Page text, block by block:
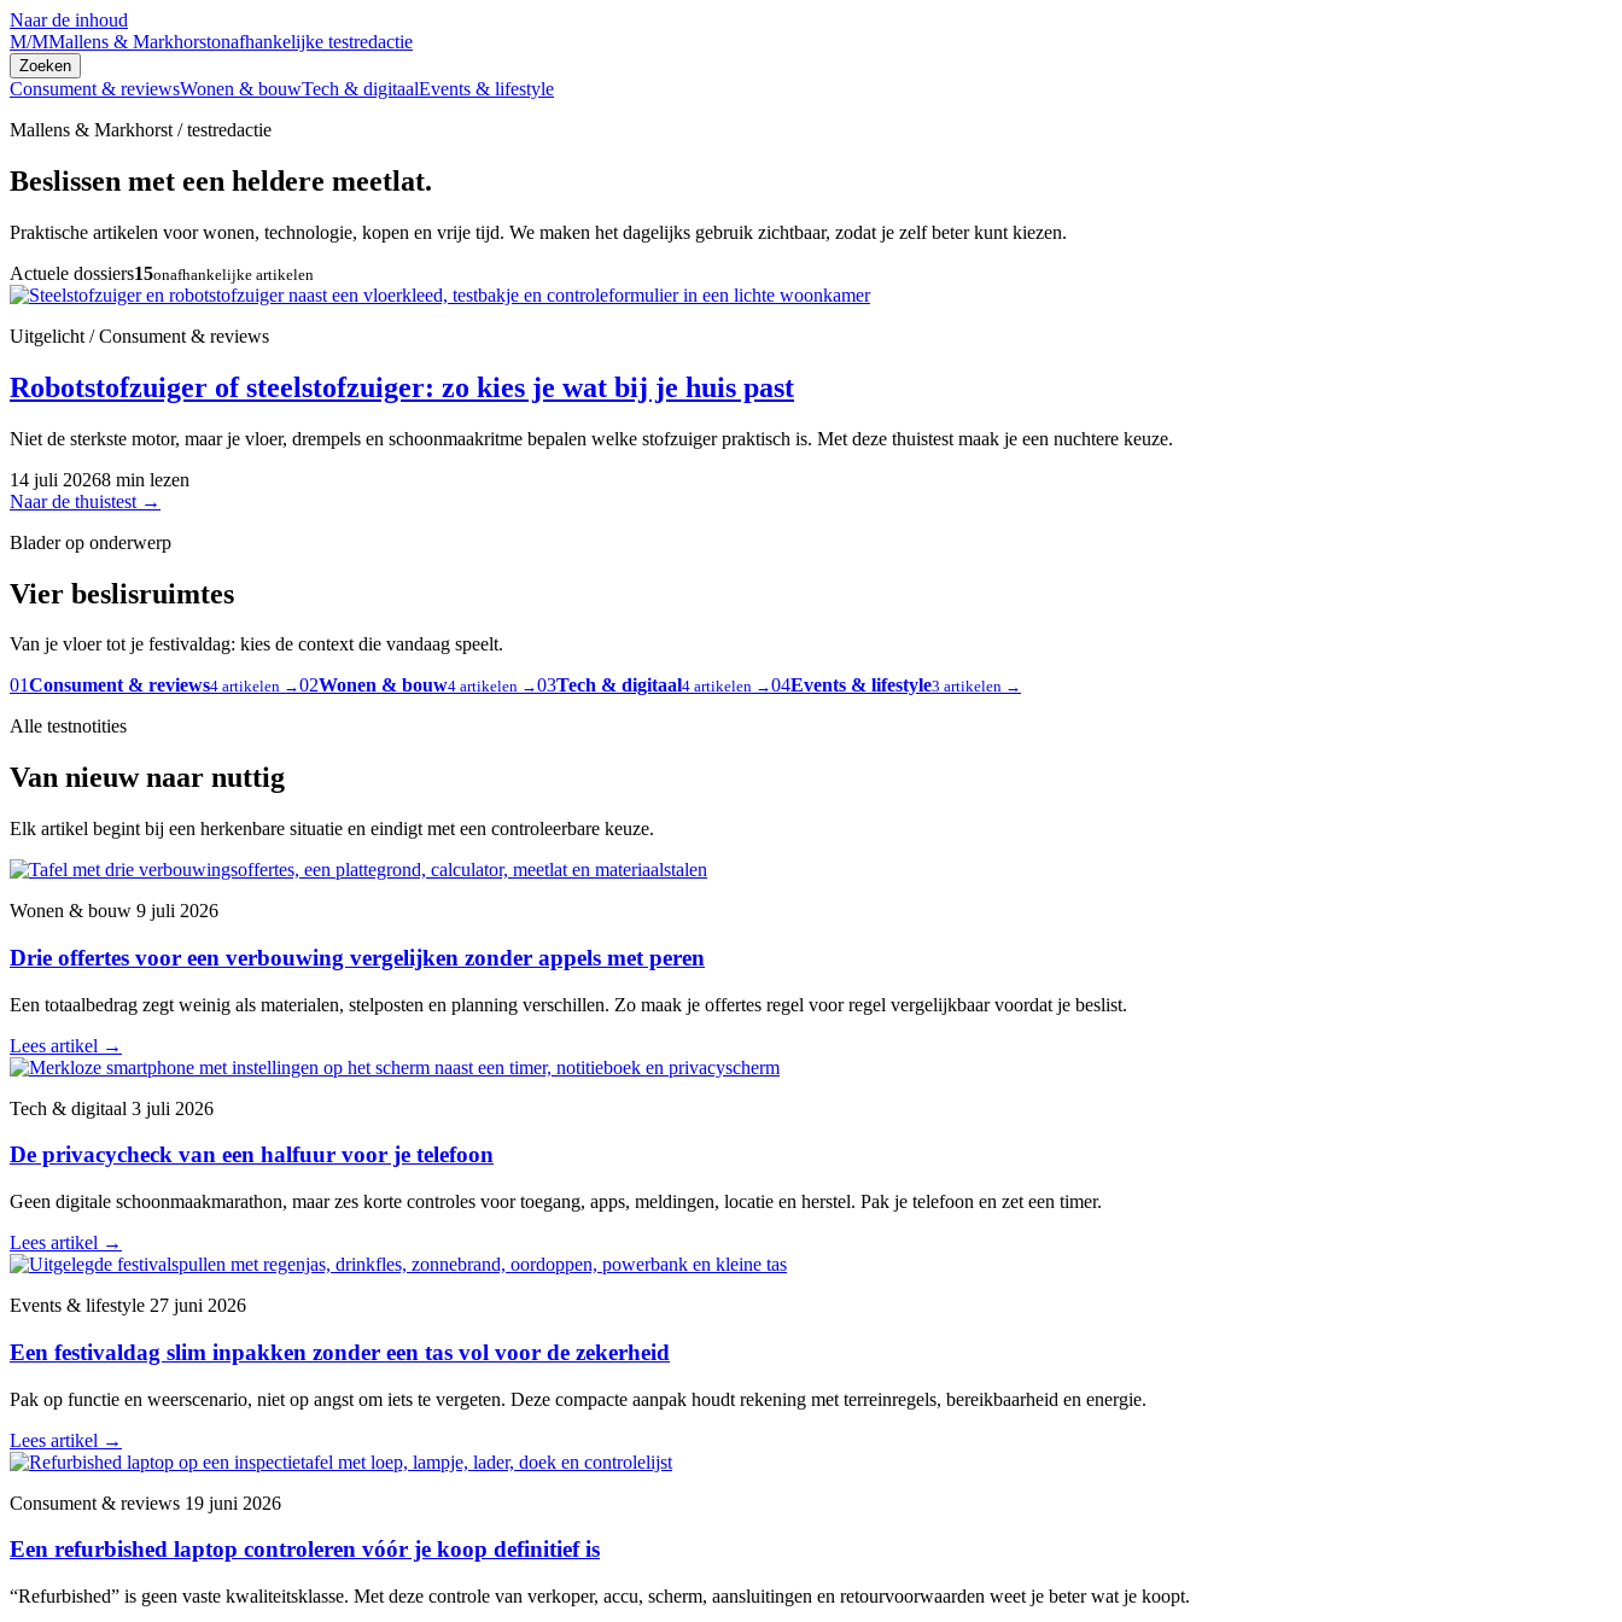
Naar de inhoud
M/MMallens & Markhorstonafhankelijke testredactie
Zoeken
Consument & reviewsWonen & bouwTech & digitaalEvents & lifestyle
Mallens & Markhorst / testredactie
Beslissen met een heldere meetlat.
Praktische artikelen voor wonen, technologie, kopen en vrije tijd. We maken het dagelijks gebruik zichtbaar, zodat je zelf beter kunt kiezen.
Actuele dossiers15onafhankelijke artikelen
Uitgelicht / Consument & reviews
Robotstofzuiger of steelstofzuiger: zo kies je wat bij je huis past
Niet de sterkste motor, maar je vloer, drempels en schoonmaakritme bepalen welke stofzuiger praktisch is. Met deze thuistest maak je een nuchtere keuze.
14 juli 20268 min lezen
Naar de thuistest →
Blader op onderwerp
Vier beslisruimtes
Van je vloer tot je festivaldag: kies de context die vandaag speelt.
01Consument & reviews4 artikelen →02Wonen & bouw4 artikelen →03Tech & digitaal4 artikelen →04Events & lifestyle3 artikelen →
Alle testnotities
Van nieuw naar nuttig
Elk artikel begint bij een herkenbare situatie en eindigt met een controleerbare keuze.
Wonen & bouw 9 juli 2026
Drie offertes voor een verbouwing vergelijken zonder appels met peren
Een totaalbedrag zegt weinig als materialen, stelposten en planning verschillen. Zo maak je offertes regel voor regel vergelijkbaar voordat je beslist.
Lees artikel →
Tech & digitaal 3 juli 2026
De privacycheck van een halfuur voor je telefoon
Geen digitale schoonmaakmarathon, maar zes korte controles voor toegang, apps, meldingen, locatie en herstel. Pak je telefoon en zet een timer.
Lees artikel →
Events & lifestyle 27 juni 2026
Een festivaldag slim inpakken zonder een tas vol voor de zekerheid
Pak op functie en weerscenario, niet op angst om iets te vergeten. Deze compacte aanpak houdt rekening met terreinregels, bereikbaarheid en energie.
Lees artikel →
Consument & reviews 19 juni 2026
Een refurbished laptop controleren vóór je koop definitief is
“Refurbished” is geen vaste kwaliteitsklasse. Met deze controle van verkoper, accu, scherm, aansluitingen en retourvoorwaarden weet je beter wat je koopt.